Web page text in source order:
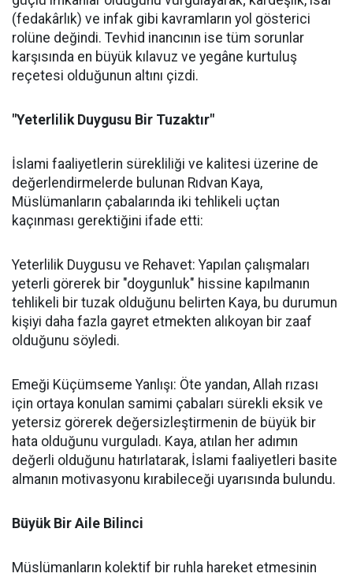
(fedakârlık) ve infak gibi kavramların yol gösterici
rolüne değindi. Tevhid inancının ise tüm sorunlar
karşısında en büyük kılavuz ve yegâne kurtuluş
reçetesi olduğunun altını çizdi.
"Yeterlilik Duygusu Bir Tuzaktır"
İslami faaliyetlerin sürekliliği ve kalitesi üzerine de
değerlendirmelerde bulunan Rıdvan Kaya,
Müslümanların çabalarında iki tehlikeli uçtan
kaçınması gerektiğini ifade etti:
Yeterlilik Duygusu ve Rehavet: Yapılan çalışmaları
yeterli görerek bir "doygunluk" hissine kapılmanın
tehlikeli bir tuzak olduğunu belirten Kaya, bu durumun
kişiyi daha fazla gayret etmekten alıkoyan bir zaaf
olduğunu söyledi.
Emeği Küçümseme Yanlışı: Öte yandan, Allah rızası
için ortaya konulan samimi çabaları sürekli eksik ve
yetersiz görerek değersizleştirmenin de büyük bir
hata olduğunu vurguladı. Kaya, atılan her adımın
değerli olduğunu hatırlatarak, İslami faaliyetleri basite
almanın motivasyonu kırabileceği uyarısında bulundu.
Büyük Bir Aile Bilinci
Müslümanların kolektif bir ruhla hareket etmesinin